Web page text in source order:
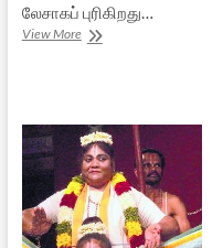
லேசாகப் புரிகிறது…
View Moreதிருவள்ளுவர்